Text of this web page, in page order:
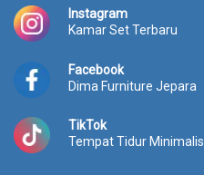
Instagram
Kamar Set Terbaru
Facebook
Dima Furniture Jepara
TikTok
Tempat Tidur Minimalis